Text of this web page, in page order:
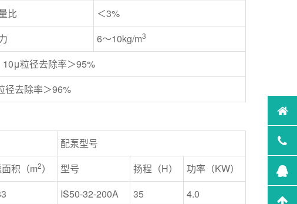
比
＜3%
6～10kg/m3
粒径去除率＞95%
径去除率＞96%
配泵型号
积（m2） 型号 扬程（H）
功率（KW）
IS50-32-200A 35
4.0